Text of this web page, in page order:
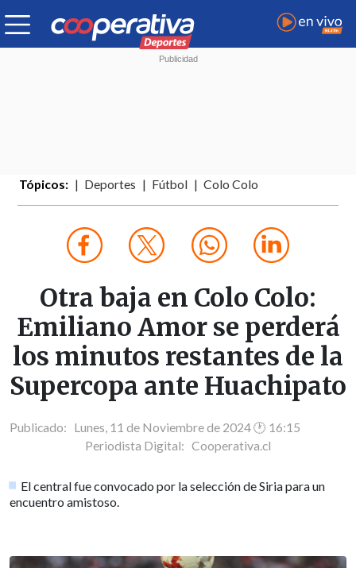
Tópicos: Deportes Fútbol Colo Colo
Otra baja en Colo Colo:
Emiliano Amor se perderá
los minutos restantes de la
Supercopa ante Huachipato
Publicado: Lunes, 11 de Noviembre de 2024 🕐 16:15
Periodista Digital: Cooperativa.cl
El central fue convocado por la selección de Siria para un
encuentro amistoso.